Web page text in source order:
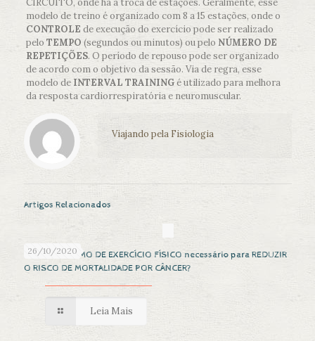
CIRCUITO, onde há a troca de estações. Geralmente, esse
modelo de treino é organizado com 8 a 15 estações, onde o
CONTROLE de execução do exercício pode ser realizado
peloTEMPO (segundos ou minutos) ou pelo NÚMERO DE
REPETIÇÕES. O período de repouso pode ser organizado
de acordo com o objetivo da sessão. Via de regra, esse
modelo de INTERVAL TRAININGé utilizado para melhora
da resposta cardiorrespiratória e neuromuscular.
Viajando pela Fisiologia
Artigos Relacionados
26/10/2020
Qual é o MÍNIMO DE EXERCÍCIO FÍSICO necessário para REDUZIR
O RISCO DE MORTALIDADE POR CÂNCER?
Leia Mais